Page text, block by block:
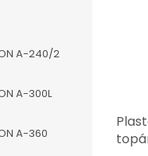
A-240/2
A-300L
A-360